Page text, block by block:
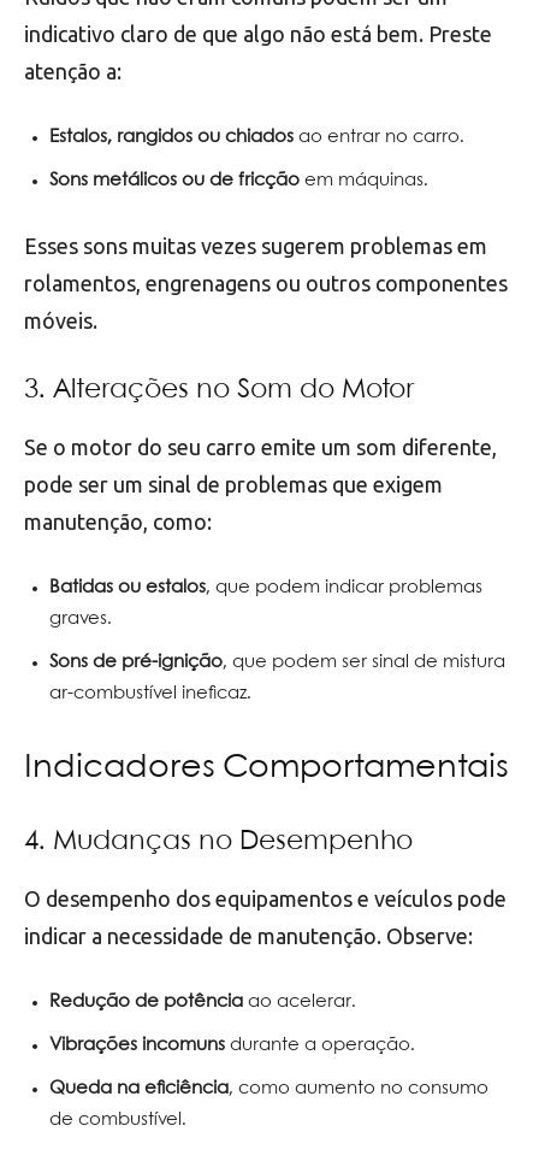
indicativo claro de que algo não está bem. Preste
atenção a:
Estalos, rangidos ou chiados ao entrar no carro.
Sons metálicos ou de fricção em máquinas.
Esses sons muitas vezes sugerem problemas em
rolamentos, engrenagens ou outros componentes
móveis.
3. Alterações no Som do Motor
Se o motor do seu carro emite um som diferente,
pode ser um sinal de problemas que exigem
manutenção, como:
Batidas ou estalos, que podem indicar problemas
graves.
Sons de pré-ignição, que podem ser sinal de mistura
ar-combustível ineficaz.
Indicadores Comportamentais
4. Mudanças no Desempenho
O desempenho dos equipamentos e veículos pode
indicar a necessidade de manutenção. Observe:
Redução de potência ao acelerar.
Vibrações incomuns durante a operação.
Queda na eficiência, como aumento no consumo
de combustível.